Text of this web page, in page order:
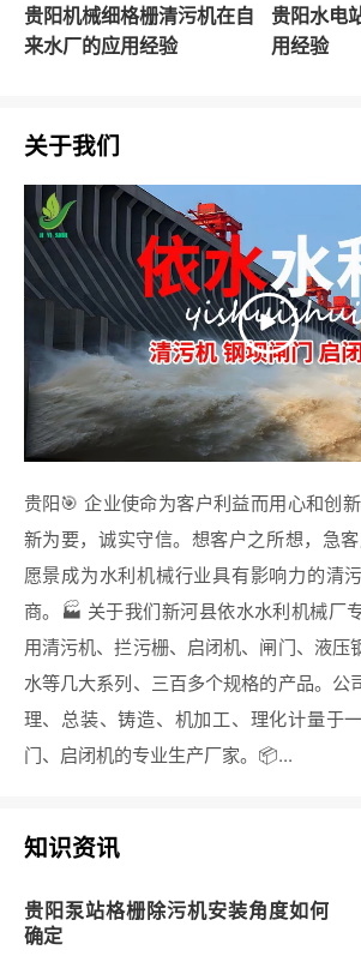
贵阳机械细格栅清污机在自
来水厂的应用经验
贵阳水电
用经验
关于我们
贵阳🎯 企业使命为客户利益而用心和创
新为要，诚实守信。想客户之所想，急
愿景成为水利机械行业具有影响力的清
商。🏭 关于我们新河县依水水利机械厂
用清污机、拦污栅、启闭机、闸门、液压
水等几大系列、三百多个规格的产品。公
理、总装、铸造、机加工、理化计量于
门、启闭机的专业生产厂家。📦...
知识资讯
贵阳泵站格栅除污机安装角度如何
确定